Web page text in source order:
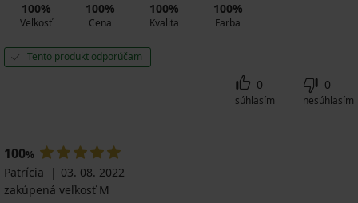
100%
Veľkosť
100%
Cena
100%
Kvalita
100%
Farba
Tento produkt odporúčam
0
súhlasím
0
nesúhlasím
100%
Patrícia
03. 08. 2022
zakúpená veľkosť M